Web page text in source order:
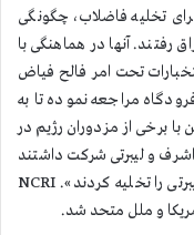
تخلیه فاضلاب، چگونگی
رفتند. آنها در هماهنگی با
تحت امر فالح فیاض
مراجعه نموده تا به
برخی از مزدوران رژیم در
اشرف و لیبرتی شركت داشتند
ملاقات و اطلاعات آنها در مورد مجاهدین و لیبرتی را تخلیه كردند». NCRI
و ملل متحد شد.